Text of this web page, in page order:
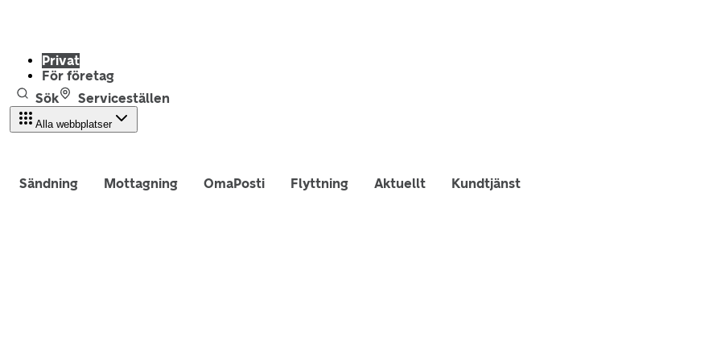
Privat
För företag
Sök
Serviceställen
Alla webbplatser
Sändning Mottagning OmaPosti Flyttning Aktuellt Kundtjänst